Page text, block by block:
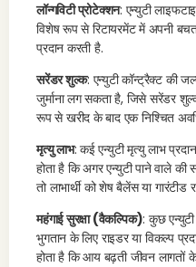
लॉन्गविटी प्रोटेक्शन: एन्युटी
विशेष रूप से रिटायरमेंट में अपनी
प्रदान करती है.
सरेंडर शुल्क: एन्युटी कॉन्ट्रैक्ट की
जुर्माना लग सकता है, जिसे सरेंडर
रूप से खरीद के बाद एक निश्चित
मृत्यु लाभ: कई एन्युटी मृत्यु लाभ
होता है कि अगर एन्युटी पाने वाले
तो लाभार्थी को शेष बैलेंस या गारंटीड
महंगाई सुरक्षा (वैकल्पिक): कुछ
भुगतान के लिए राइडर या विकल्प
होता है कि आय बढ़ती जीवन लागतों